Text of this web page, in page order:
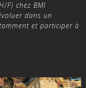
F) chez BMI
dans un
et participer à